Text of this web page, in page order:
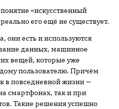
«искусственный
его ещё не существует.
они есть и используются
данных, машинное
вещей, которые уже
пользователю. Причём
в повседневной жизни —
смартфонах, так и при
Такие решения успешно